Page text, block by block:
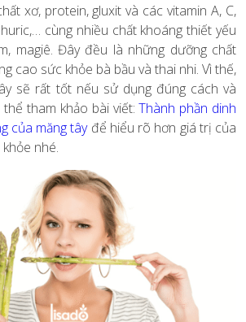
xơ, protein, gluxit và các vitamin A, C,
cùng nhiều chất khoáng thiết yếu
magiê. Đây đều là những dưỡng chất
cao sức khỏe bà bầu và thai nhi. Vì thế,
sẽ rất tốt nếu sử dụng đúng cách và
tham khảo bài viết:Thành phần dinh
của măng tâyđể hiểu rõ hơn giá trị của
nhé.